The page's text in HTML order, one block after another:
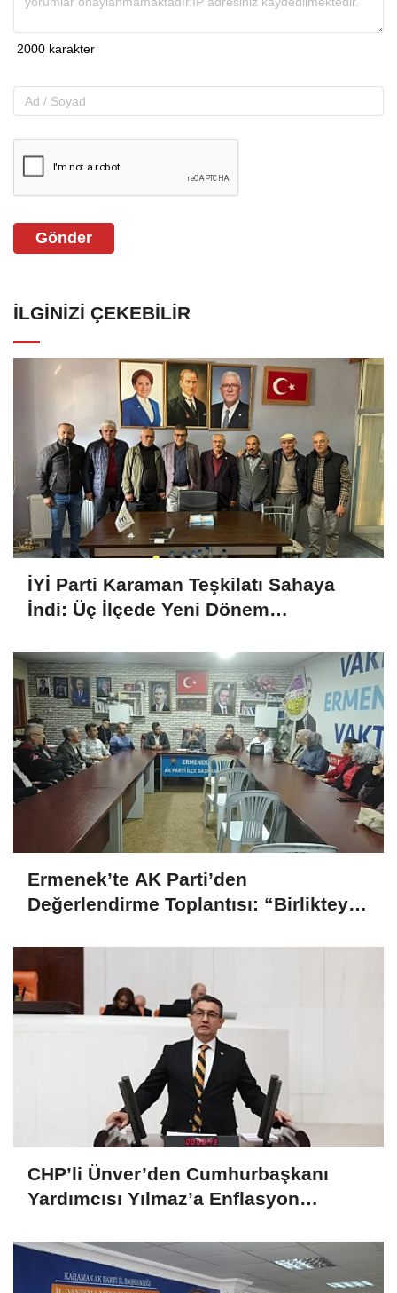
Gönder
İLGINIZI ÇEKEBILIR
İYİ Parti Karaman Teşkilatı Sahaya
İndi: Üç İlçede Yeni Dönem
Ermenek’te AK Parti’den
Değerlendirme Toplantısı: “Birlikteyiz,
CHP’li Ünver’den Cumhurbaşkanı
Yardımcısı Yılmaz’a Enflasyon
Iskalanıyor?